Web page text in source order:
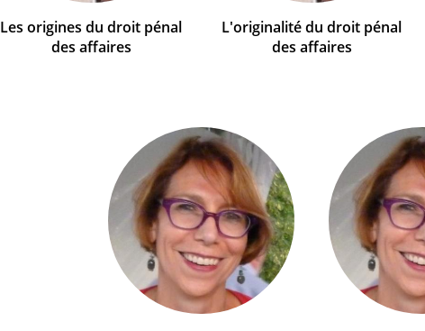
Les origines du droit pénal
des affaires
L'originalité du droit pénal
des affaires